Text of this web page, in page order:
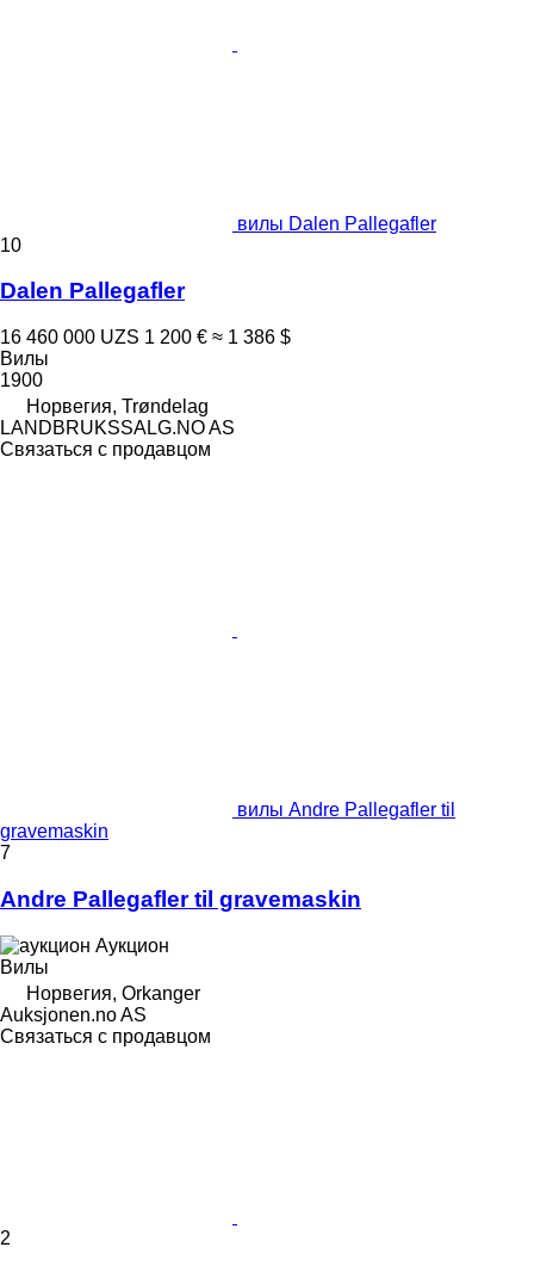
вилы Dalen Pallegafler
10
Dalen Pallegafler
16 460 000 UZS 1 200 € ≈ 1 386 $
Вилы
1900
Норвегия, Trøndelag
LANDBRUKSSALG.NO AS
Связаться с продавцом
вилы Andre Pallegafler til
gravemaskin
7
Andre Pallegafler til gravemaskin
Аукцион
Вилы
Норвегия, Orkanger
Auksjonen.no AS
Связаться с продавцом
2